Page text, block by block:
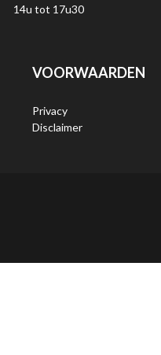
14u tot 17u30
VOORWAARDEN
Privacy
Disclaimer